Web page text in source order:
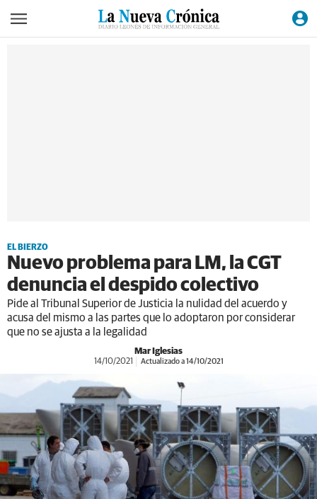
EL BIERZO
Nuevo problema para LM, la CGT
denuncia el despido colectivo
Pide al Tribunal Superior de Justicia la nulidad del acuerdo y
acusa del mismo a las partes que lo adoptaron por considerar
que no se ajusta a la legalidad
Mar Iglesias
14/10/2021 Actualizado a 14/10/2021